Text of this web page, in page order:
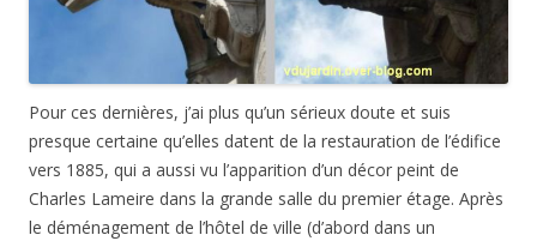
Pour ces dernières, j’ai plus qu’un sérieux doute et suis
presque certaine qu’elles datent de la restauration de l’édifice
vers 1885, qui a aussi vu l’apparition d’un décor peint de
Charles Lameire dans la grande salle du premier étage. Après
le déménagement de l’hôtel de ville (d’abord dans un